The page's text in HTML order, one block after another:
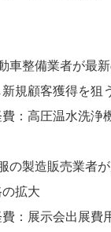
車整備業者が最
規顧客獲得を狙
：高圧温水洗浄
の製造販売業者
拡大
：展示会出展費